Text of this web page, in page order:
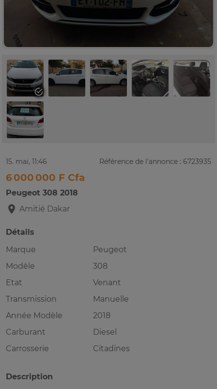
15. mai, 11:46 Référence de l'annonce : 6723935
6 000 000 F Cfa
Peugeot 308 2018
Amitié Dakar
Détails
Marque
Peugeot
Modèle
308
Etat
Venant
Transmission
Manuelle
Année Modèle
2018
Carburant
Diesel
Carrosserie
Citadines
Description